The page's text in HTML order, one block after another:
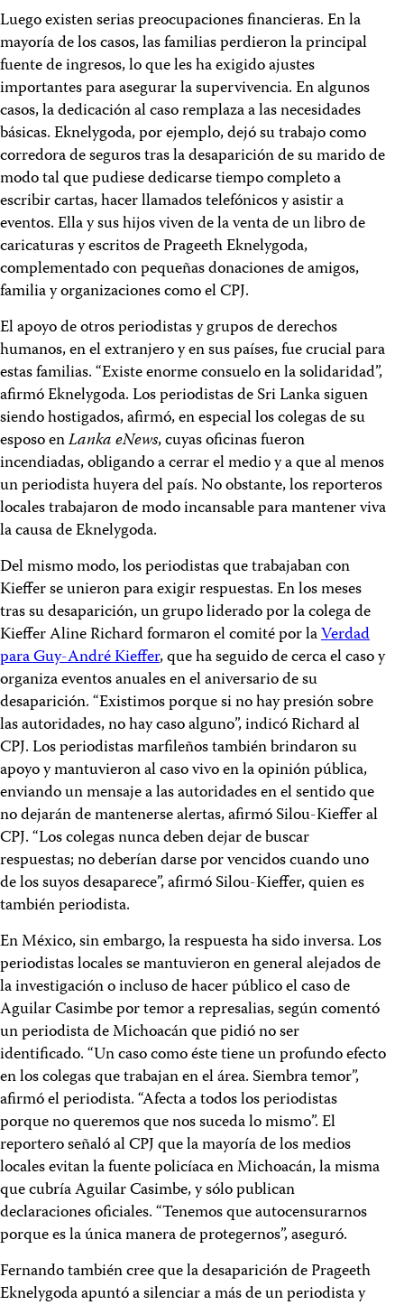
Luego existen serias preocupaciones financieras. En la
mayoría de los casos, las familias perdieron la principal
fuente de ingresos, lo que les ha exigido ajustes
importantes para asegurar la supervivencia. En algunos
casos, la dedicación al caso remplaza a las necesidades
básicas. Eknelygoda, por ejemplo, dejó su trabajo como
corredora de seguros tras la desaparición de su marido de
modo tal que pudiese dedicarse tiempo completo a
escribir cartas, hacer llamados telefónicos y asistir a
eventos. Ella y sus hijos viven de la venta de un libro de
caricaturas y escritos de Prageeth Eknelygoda,
complementado con pequeñas donaciones de amigos,
familia y organizaciones como el CPJ.
El apoyo de otros periodistas y grupos de derechos
humanos, en el extranjero y en sus países, fue crucial para
estas familias. “Existe enorme consuelo en la solidaridad”,
afirmó Eknelygoda. Los periodistas de Sri Lanka siguen
siendo hostigados, afirmó, en especial los colegas de su
esposo enLanka eNews, cuyas oficinas fueron
incendiadas, obligando a cerrar el medio y a que al menos
un periodista huyera del país. No obstante, los reporteros
locales trabajaron de modo incansable para mantener viva
la causa de Eknelygoda.
Del mismo modo, los periodistas que trabajaban con
Kieffer se unieron para exigir respuestas. En los meses
tras su desaparición, un grupo liderado por la colega de
Kieffer Aline Richard formaron el comité por laVerdad
para Guy-André Kieffer, que ha seguido de cerca el caso y
organiza eventos anuales en el aniversario de su
desaparición. “Existimos porque si no hay presión sobre
las autoridades, no hay caso alguno”, indicó Richard al
CPJ. Los periodistas marfileños también brindaron su
apoyo y mantuvieron al caso vivo en la opinión pública,
enviando un mensaje a las autoridades en el sentido que
no dejarán de mantenerse alertas, afirmó Silou-Kieffer al
CPJ. “Los colegas nunca deben dejar de buscar
respuestas; no deberían darse por vencidos cuando uno
de los suyos desaparece”, afirmó Silou-Kieffer, quien es
también periodista.
En México, sin embargo, la respuesta ha sido inversa. Los
periodistas locales se mantuvieron en general alejados de
la investigación o incluso de hacer público el caso de
Aguilar Casimbe por temor a represalias, según comentó
un periodista de Michoacán que pidió no ser
identificado. “Un caso como éste tiene un profundo efecto
en los colegas que trabajan en el área. Siembra temor”,
afirmó el periodista. “Afecta a todos los periodistas
porque no queremos que nos suceda lo mismo”. El
reportero señaló al CPJ que la mayoría de los medios
locales evitan la fuente policíaca en Michoacán, la misma
que cubría Aguilar Casimbe, y sólo publican
declaraciones oficiales. “Tenemos que autocensurarnos
porque es la única manera de protegernos”, aseguró.
Fernando también cree que la desaparición de Prageeth
Eknelygoda apuntó a silenciar a más de un periodista y